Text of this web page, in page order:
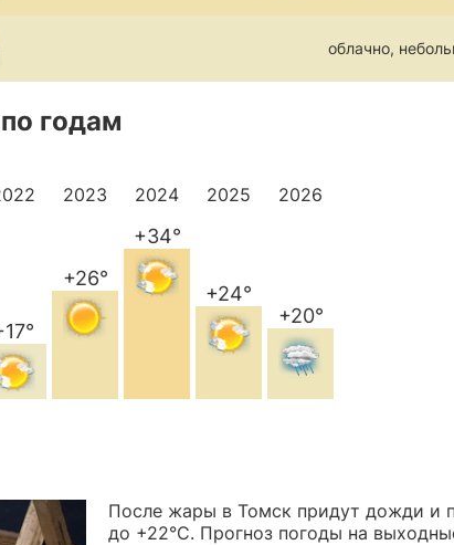
облачно,
годам
2023
+26°
2024
+34°
2025
+24°
2026
+20°
После жары в Томск придут дожди и
до +22°C. Прогноз погоды на